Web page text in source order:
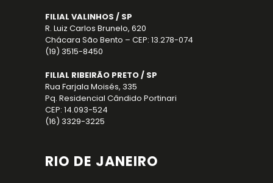
FILIAL VALINHOS / SP
R. Luiz Carlos Brunelo, 620
Chácara São Bento – CEP: 13.278-074
(19) 3515-8450
FILIAL RIBEIRÃO PRETO / SP
Rua Farjala Moisés, 335
Pq. Residencial Cândido Portinari
CEP: 14.093-524
(16) 3329-3225
RIO DE JANEIRO